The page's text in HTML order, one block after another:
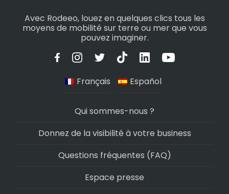
Avec Rodeeo, louez en quelques clics tous les
moyens de mobilité sur terre ou mer que vous
pouvez imaginer.
Français Español
Qui sommes-nous ?
Donnez de la visibilité à votre business
Questions fréquentes (FAQ)
Espace presse